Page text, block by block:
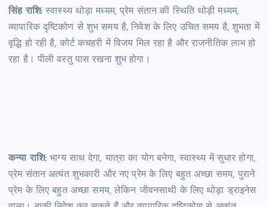
सिंह राशि:स्वास्थ्य थोड़ा मध्यम, प्रेम संतान की स्थिति थोड़ी मध्यम,
व्यापारिक दृष्टिकोण से शुभ समय है, निवेश के लिए उचित समय है, शुभता में
वृद्धि हो रही है, कोर्ट कचहरी में विजय मिल रहा है और राजनीतिक लाभ हो
रहा है। पीली वस्तु पास रखना शुभ होगा।
कन्या राशि: भाग्य साथ देगा, यात्रा का योग बनेगा, स्वास्थ्य में सुधार होगा,
प्रेम संतान अत्यंत शुभकारी और नए प्रेम के लिए बहुत अच्छा समय, पुराने
प्रेम के लिए बहुत अच्छा समय, लेकिन जीवनसाथी के लिए थोड़ा ड्राइनेस